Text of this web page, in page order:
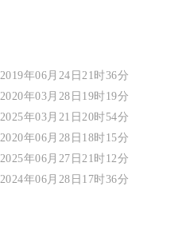
2019年06月24日21时36分
2020年03月28日19时19分
2025年03月21日20时54分
2020年06月28日18时15分
2025年06月27日21时12分
2024年06月28日17时36分